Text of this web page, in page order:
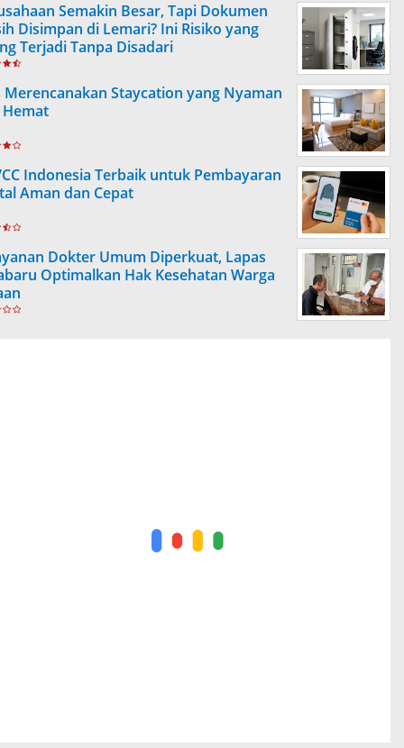
Semakin Besar, Tapi Dokumen
Disimpan di Lemari? Ini Risiko yang
Terjadi Tanpa Disadari
Merencanakan Staycation yang Nyaman
Indonesia Terbaik untuk Pembayaran
Aman dan Cepat
Dokter Umum Diperkuat, Lapas
Optimalkan Hak Kesehatan Warga